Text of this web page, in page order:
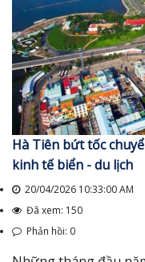
Hà Tiên bứt tốc
kinh tế biển - du lịch
20/04/2026 10:33:00 AM
Đã xem: 150
Phản hồi: 0